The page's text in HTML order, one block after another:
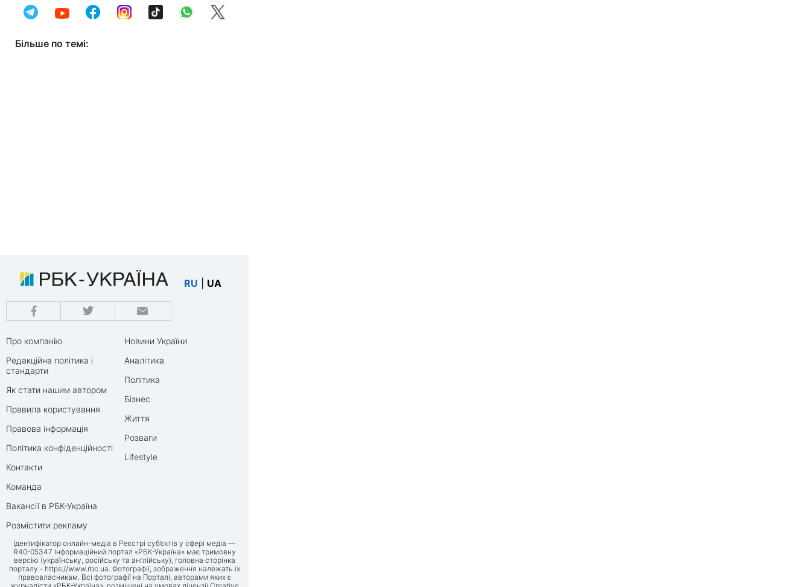
Більше по темі:
RU UA
Про компанію
Редакційна політика і
стандарти
Як стати нашим автором
Правила користування
Правова інформація
Політика конфіденційності
Контакти
Команда
Вакансії в РБК-Україна
Розмістити рекламу
Новини України
Аналітика
Політика
Бізнес
Життя
Розваги
Lifestyle
Ідентифікатор онлайн-медіа в Реєстрі суб’єктів у сфері медіа —
R40-05347 Інформаційний портал «РБК-Україна» має тримовну
версію (українську, російську та англійську), головна сторінка
порталу - https://www.rbc.ua. Фотографії, зображення належать їх
правовласникам. Всі фотографії на Порталі, авторами яких є